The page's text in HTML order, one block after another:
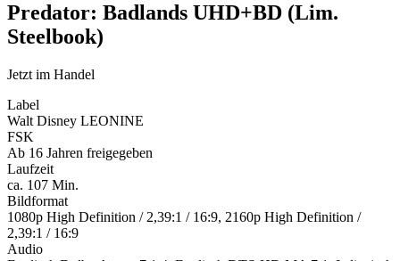
Predator: Badlands UHD+BD (Lim.
Steelbook)
Jetzt im Handel
Label
Walt Disney LEONINE
FSK
Ab 16 Jahren freigegeben
Laufzeit
ca. 107 Min.
Bildformat
1080p High Definition / 2,39:1 / 16:9, 2160p High Definition /
2,39:1 / 16:9
Audio